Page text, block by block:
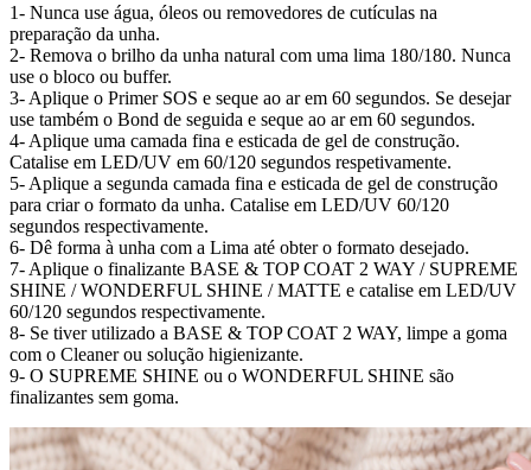
1- Nunca use água, óleos ou removedores de cutículas na
preparação da unha.
2- Remova o brilho da unha natural com uma lima 180/180. Nunca
use o bloco ou buffer.
3- Aplique o Primer SOS e seque ao ar em 60 segundos. Se desejar
use também o Bond de seguida e seque ao ar em 60 segundos.
4- Aplique uma camada fina e esticada de gel de construção.
Catalise em LED/UV em 60/120 segundos respetivamente.
5- Aplique a segunda camada fina e esticada de gel de construção
para criar o formato da unha. Catalise em LED/UV 60/120
segundos respectivamente.
6- Dê forma à unha com a Lima até obter o formato desejado.
7- Aplique o finalizante BASE & TOP COAT 2 WAY / SUPREME
SHINE / WONDERFUL SHINE / MATTE e catalise em LED/UV
60/120 segundos respectivamente.
8- Se tiver utilizado a BASE & TOP COAT 2 WAY, limpe a goma
com o Cleaner ou solução higienizante.
9- O SUPREME SHINE ou o WONDERFUL SHINE são
finalizantes sem goma.